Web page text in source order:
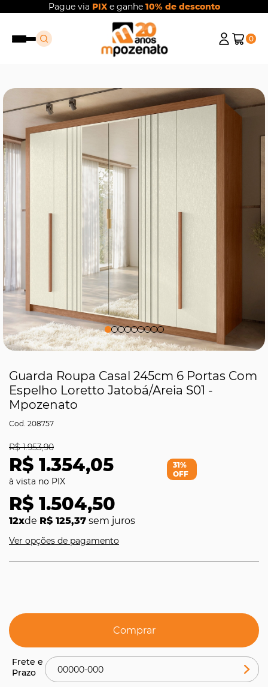
Pague via PIXe ganhe 10% de desconto
0
Guarda Roupa Casal 245cm 6 Portas Com
Espelho Loretto Jatobá/Areia S01 -
Mpozenato
208757
R$ 1.354,05
R$ 1.953,90
R$ 1.504,50
12xde R$ 125,37 sem juros
31%
OFF
Ver opções de pagamento
Comprar